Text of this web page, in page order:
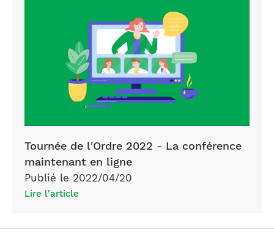
Tournée de l'Ordre 2022 - La conférence
maintenant en ligne
Publié le 2022/04/20
Lire l'article